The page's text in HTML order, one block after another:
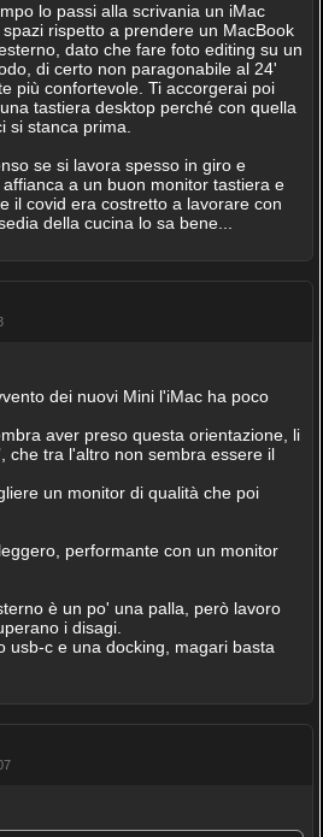
lo passi alla scrivania un iMac
rispetto a prendere un MacBook
dato che fare foto editing su un
di certo non paragonabile al 24'
più confortevole. Ti accorgerai poi
tastiera desktop perché con quella
si stanca prima.
se si lavora spesso in giro e
a un buon monitor tastiera e
il covid era costretto a lavorare con
della cucina lo sa bene...
dei nuovi Mini l'iMac ha poco
aver preso questa orientazione, li
che tra l'altro non sembra essere il
un monitor di qualità che poi
performante con un monitor
è un po' una palla, però lavoro
i disagi.
usb-c e una docking, magari basta